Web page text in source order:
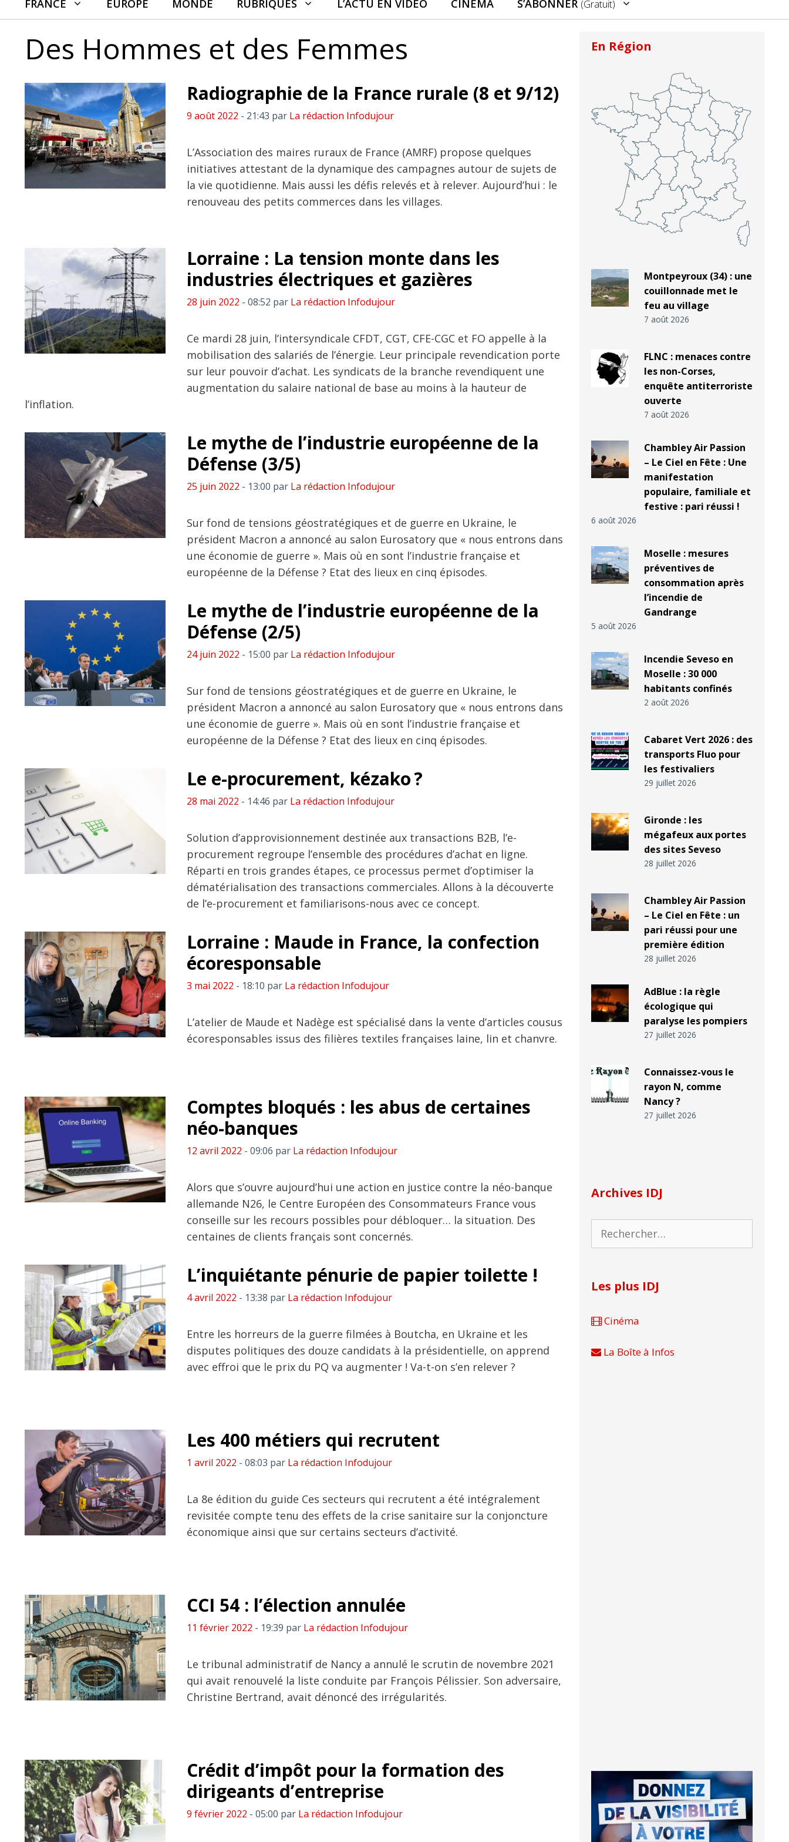
FRANCE EUROPE MONDE RUBRIQUES L’ACTU EN VIDÉO CINÉMA S’ABONNER (gratuit)
Des Hommes et des Femmes
Radiographie de la France rurale (8 et 9/12)
9 août 2022 - 21:43 par La rédaction Infodujour
L’Association des maires ruraux de France (AMRF) propose quelques
initiatives attestant de la dynamique des campagnes autour de sujets de
la vie quotidienne. Mais aussi les défis relevés et à relever. Aujourd’hui : le
renouveau des petits commerces dans les villages.
Lorraine : La tension monte dans les
industries électriques et gazières
28 juin 2022 - 08:52 par La rédaction Infodujour
Ce mardi 28 juin, l’intersyndicale CFDT, CGT, CFE-CGC et FO appelle à la
mobilisation des salariés de l’énergie. Leur principale revendication porte
sur leur pouvoir d’achat. Les syndicats de la branche revendiquent une
augmentation du salaire national de base au moins à la hauteur de
l’inflation.
Le mythe de l’industrie européenne de la
Défense (3/5)
25 juin 2022 - 13:00 par La rédaction Infodujour
Sur fond de tensions géostratégiques et de guerre en Ukraine, le
président Macron a annoncé au salon Eurosatory que « nous entrons dans
une économie de guerre ». Mais où en sont l’industrie française et
européenne de la Défense ? Etat des lieux en cinq épisodes.
Le mythe de l’industrie européenne de la
Défense (2/5)
24 juin 2022 - 15:00 par La rédaction Infodujour
Sur fond de tensions géostratégiques et de guerre en Ukraine, le
président Macron a annoncé au salon Eurosatory que « nous entrons dans
une économie de guerre ». Mais où en sont l’industrie française et
européenne de la Défense ? Etat des lieux en cinq épisodes.
Le e-procurement, kézako ?
28 mai 2022 - 14:46 par La rédaction Infodujour
Solution d’approvisionnement destinée aux transactions B2B, l’e-
procurement regroupe l’ensemble des procédures d’achat en ligne.
Réparti en trois grandes étapes, ce processus permet d’optimiser la
dématérialisation des transactions commerciales. Allons à la découverte
de l’e-procurement et familiarisons-nous avec ce concept.
Lorraine : Maude in France, la confection
écoresponsable
3 mai 2022 - 18:10 par La rédaction Infodujour
L’atelier de Maude et Nadège est spécialisé dans la vente d’articles cousus
écoresponsables issus des filières textiles françaises laine, lin et chanvre.
Comptes bloqués : les abus de certaines
néo-banques
12 avril 2022 - 09:06 par La rédaction Infodujour
Alors que s’ouvre aujourd’hui une action en justice contre la néo-banque
allemande N26, le Centre Européen des Consommateurs France vous
conseille sur les recours possibles pour débloquer… la situation. Des
centaines de clients français sont concernés.
L’inquiétante pénurie de papier toilette !
4 avril 2022 - 13:38 par La rédaction Infodujour
Entre les horreurs de la guerre filmées à Boutcha, en Ukraine et les
disputes politiques des douze candidats à la présidentielle, on apprend
avec effroi que le prix du PQ va augmenter ! Va-t-on s’en relever ?
Les 400 métiers qui recrutent
1 avril 2022 - 08:03 par La rédaction Infodujour
La 8e édition du guide Ces secteurs qui recrutent a été intégralement
revisitée compte tenu des effets de la crise sanitaire sur la conjoncture
économique ainsi que sur certains secteurs d’activité.
CCI 54 : l’élection annulée
11 février 2022 - 19:39 par La rédaction Infodujour
Le tribunal administratif de Nancy a annulé le scrutin de novembre 2021
qui avait renouvelé la liste conduite par François Pélissier. Son adversaire,
Christine Bertrand, avait dénoncé des irrégularités.
Crédit d’impôt pour la formation des
dirigeants d’entreprise
9 février 2022 - 05:00 par La rédaction Infodujour
En Région
Montpeyroux (34) : une
couillonnade met le
feu au village
7 août 2026
FLNC : menaces contre
les non-Corses,
enquête antiterroriste
ouverte
7 août 2026
Chambley Air Passion
– Le Ciel en Fête : Une
manifestation
populaire, familiale et
festive : pari réussi !
6 août 2026
Moselle : mesures
préventives de
consommation après
l’incendie de
Gandrange
5 août 2026
Incendie Seveso en
Moselle : 30 000
habitants confinés
2 août 2026
Cabaret Vert 2026 : des
transports Fluo pour
les festivaliers
29 juillet 2026
Gironde : les
mégafeux aux portes
des sites Seveso
28 juillet 2026
Chambley Air Passion
– Le Ciel en Fête : un
pari réussi pour une
première édition
28 juillet 2026
AdBlue : la règle
écologique qui
paralyse les pompiers
27 juillet 2026
Connaissez-vous le
rayon N, comme
Nancy ?
27 juillet 2026
Archives IDJ
Rechercher :
Les plus IDJ
Cinéma
La Boîte à Infos